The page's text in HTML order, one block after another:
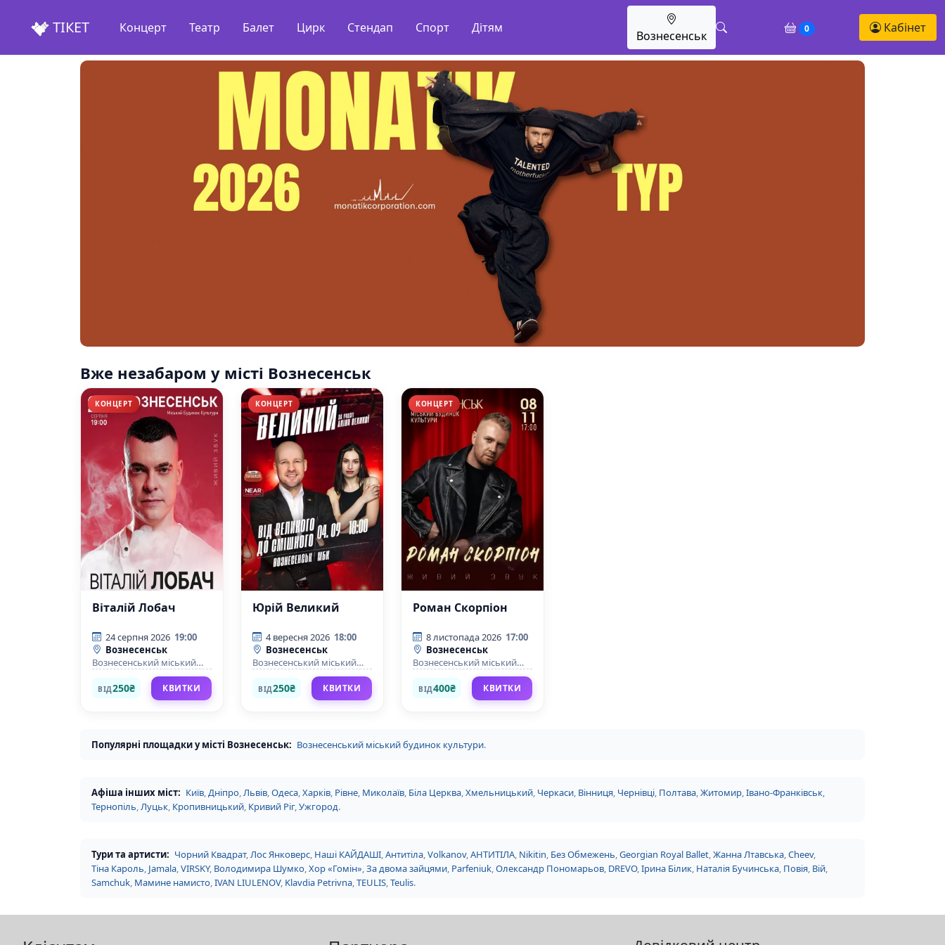
ТІКЕТ Концерт Театр Балет Цирк Стендап Спорт Дітям
Вознесенськ 0 Кабінет
Вже незабаром у місті Вознесенськ
КОНЦЕРТ
Віталій Лобач
24 серпня 2026 19:00
Вознесенськ
Вознесенський міський
будинок культури
ВІД250₴ КВИТКИ
КОНЦЕРТ
Юрій Великий
4 вересня 2026 18:00
Вознесенськ
Вознесенський міський
будинок культури
ВІД250₴ КВИТКИ
КОНЦЕРТ
Роман Скорпіон
8 листопада 2026 17:00
Вознесенськ
Вознесенський міський
будинок культури
ВІД400₴ КВИТКИ
Популярні площадки у місті Вознесенськ: Вознесенський міський будинок культури.
Афіша інших міст: Київ,Дніпро,Львів,Одеса,Харків, Рівне, Миколаїв, Біла Церква,Хмельницький, Черкаси, Вінниця, Чернівці, Полтава,Житомир,Івано-Франківськ,
Тернопіль,Луцьк, Кропивницький, Кривий Ріг,Ужгород.
Тури та артисти: Чорний Квадрат,Лос Янковерс, Наші КАЙДАШІ,Антитіла,Volkanov,АНТИТІЛА, Nikitin, Без Обмежень,Georgian Royal Ballet,Жанна Лтавська,Cheev,
Тіна Кароль, Jamala,VIRSKY, Володимира Шумко,Хор «Гомін»,За двома зайцями, Parfeniuk,Олександр Пономарьов, DREVO,Ірина Білик, Наталія Бучинська, Повія, Вій,
Samchuk, Мамине намисто,IVAN LIULENOV, Klavdia Petrivna,TEULIS,Teulis.